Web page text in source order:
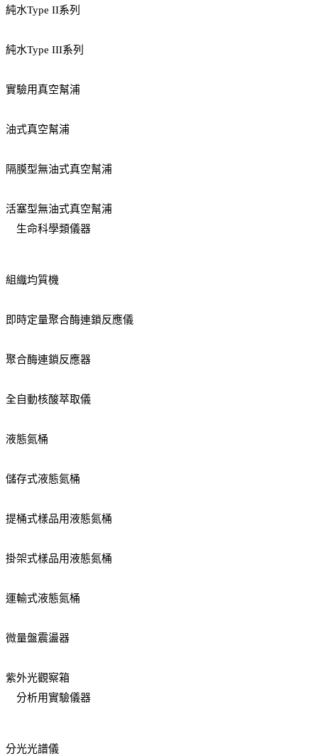
純水Type II系列
純水Type III系列
實驗用真空幫浦
油式真空幫浦
隔膜型無油式真空幫浦
活塞型無油式真空幫浦
生命科學類儀器
組織均質機
即時定量聚合酶連鎖反應儀
聚合酶連鎖反應器
全自動核酸萃取儀
液態氮桶
儲存式液態氮桶
提桶式樣品用液態氮桶
掛架式樣品用液態氮桶
運輸式液態氮桶
微量盤震盪器
紫外光觀察箱
分析用實驗儀器
分光光譜儀